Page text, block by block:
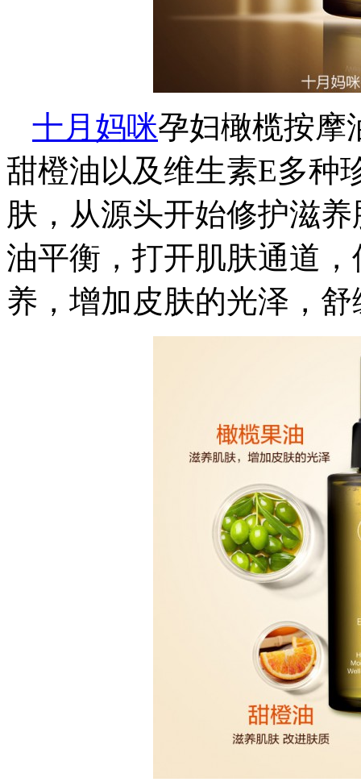
十月妈咪孕妇橄榄按摩
甜橙油以及维生素E多种
肤，从源头开始修护滋
油平衡，打开肌肤通道
养，增加皮肤的光泽，